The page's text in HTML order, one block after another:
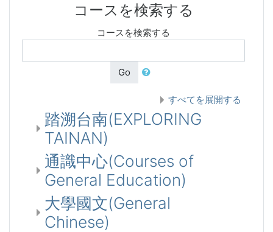
コースを検索する
コースを検索する
Go
すべてを展開する
踏溯台南(EXPLORING
TAINAN)
通識中心(Courses of
General Education)
大學國文(General
Chinese)